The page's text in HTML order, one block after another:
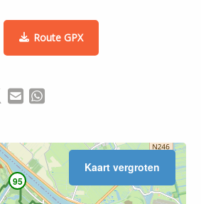
Route GPX
via Facebook
Delen via X (Twitter)
Delen via Mail
Kaart vergroten
95